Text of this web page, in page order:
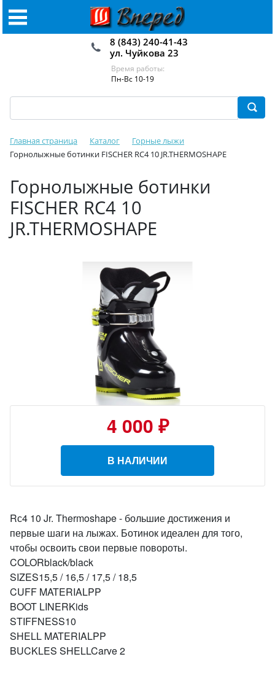
8 (843) 240-41-43
ул. Чуйкова 23
Время работы:
Пн-Вс 10-19
Главная страница Каталог
Горные лыжи
Горнолыжные ботинки FISCHER RC4 10 JR.THERMOSHAPE
Горнолыжные ботинки
FISCHER RC4 10
JR.THERMOSHAPE
4 000 ₽
В НАЛИЧИИ
Rс4 10 Jr. Thermoshape - большие достижения и
первые шаги на лыжах. Ботинок идеален для того,
чтобы освоить свои первые повороты.
COLORblack/black
SIZES15,5 / 16,5 / 17,5 / 18,5
CUFF MATERIALPP
BOOT LINERKids
STIFFNESS10
SHELL MATERIALPP
BUCKLES SHELLCarve 2